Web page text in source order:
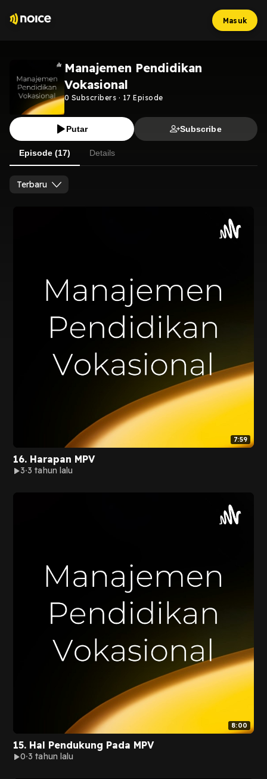
Masuk
Manajemen Pendidikan
Vokasional
0 Subscribers · 17 Episode
Putar Subscribe
Episode (17) Details
Terbaru
7:59
16. Harapan MPV
3 3 tahun lalu
8:00
15. Hal Pendukung Pada MPV
0 3 tahun lalu